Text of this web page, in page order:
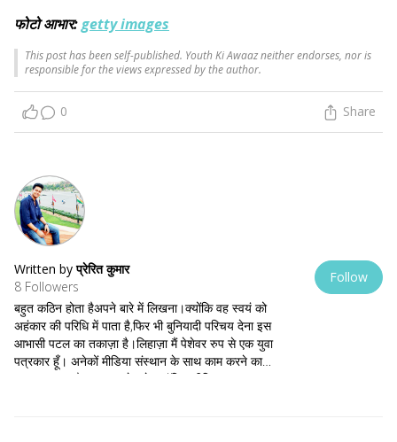
फोटो आभार:getty images
This post has been self-published. Youth Ki Awaaz neither endorses, nor is
responsible for the views expressed by the author.
0 Share
Written byप्रेरित कुमार
8 Followers
बहुत कठिन होता हैअपने बारे में लिखना।क्योंकि वह स्वयं को
अहंकार की परिधि में पाता है,फिर भी बुनियादी परिचय देना इस
आभासी पटल का तकाज़ा है।लिहाज़ा मैं पेशेवर रुप से एक युवा
पत्रकार हूँ। अनेकों मीडिया संस्थान के साथ काम करने का
अनुभव प्राप्त है।मूल रुप से इलेक्ट्रॉनिक मीडिया का पत्रकार
Follow